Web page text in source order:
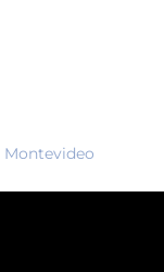
Montevideo